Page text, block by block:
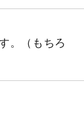
。（もちろ